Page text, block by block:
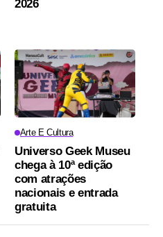
2026
Arte E Cultura
Universo Geek Museu
chega à 10ª edição
com atrações
nacionais e entrada
gratuita